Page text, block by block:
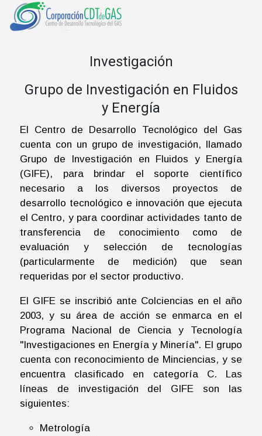
Investigación
Grupo de Investigación en Fluidos
y Energía
El Centro de Desarrollo Tecnológico del Gas
cuenta con un grupo de investigación, llamado
Grupo de Investigación en Fluidos y Energía
(GIFE), para brindar el soporte científico
necesario a los diversos proyectos de
desarrollo tecnológico e innovación que ejecuta
el Centro, y para coordinar actividades tanto de
transferencia de conocimiento como de
evaluación y selección de tecnologías
(particularmente de medición) que sean
requeridas por el sector productivo.
El GIFE se inscribió ante Colciencias en el año
2003, y su área de acción se enmarca en el
Programa Nacional de Ciencia y Tecnología
"Investigaciones en Energía y Minería". El grupo
cuenta con reconocimiento de Minciencias, y se
encuentra clasificado en categoría C. Las
líneas de investigación del GIFE son las
siguientes:
Metrología